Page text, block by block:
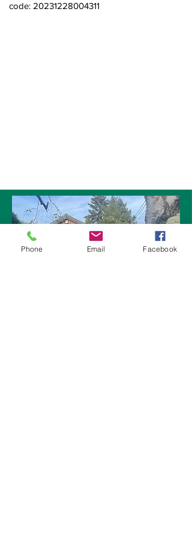
code: 20231228004311
Phone Email Facebook